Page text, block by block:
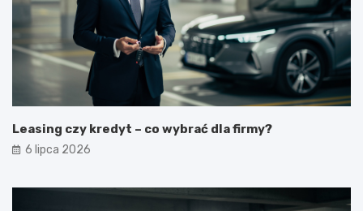
Leasing czy kredyt – co wybrać dla firmy?
6 lipca 2026